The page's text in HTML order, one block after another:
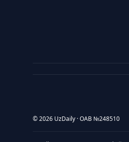
© 2026 UzDaily · ОАВ №248510